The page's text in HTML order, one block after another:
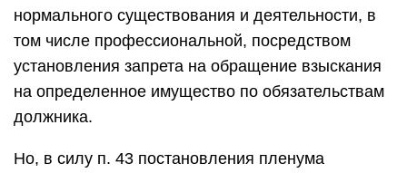
нормального существования и деятельности, в
том числе профессиональной, посредством
установления запрета на обращение взыскания
на определенное имущество по обязательствам
должника.
Но, в силу п. 43 постановления пленума